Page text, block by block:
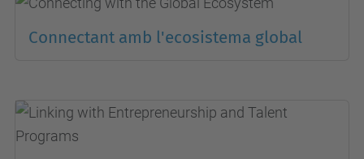
Connectant amb l'ecosistema global